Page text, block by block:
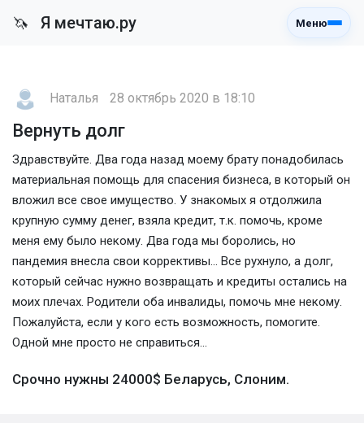
🦄 Я мечтаю.ру Меню
Наталья 28 октябрь 2020 в 18:10
Вернуть долг
Здравствуйте. Два года назад моему брату понадобилась
материальная помощь для спасения бизнеса, в который он
вложил все свое имущество. У знакомых я отдолжила
крупную сумму денег, взяла кредит, т.к. помочь, кроме
меня ему было некому. Два года мы боролись, но
пандемия внесла свои коррективы... Все рухнуло, а долг,
который сейчас нужно возвращать и кредиты остались на
моих плечах. Родители оба инвалиды, помочь мне некому.
Пожалуйста, если у кого есть возможность, помогите.
Одной мне просто не справиться...
Срочно нужны 24000$ Беларусь, Слоним.